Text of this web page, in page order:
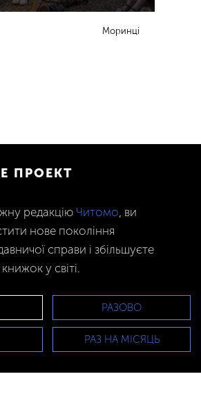
Моринці
ПРОЕКТ
редакцію Читомо , ви
нове покоління
справи і збільшуєте
у світі.
РАЗОВО
РАЗ НА МІСЯЦЬ